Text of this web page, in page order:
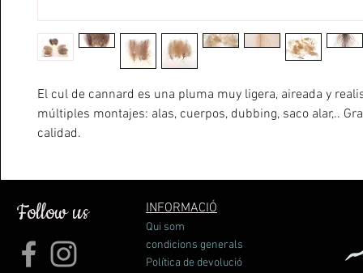
El cul de cannard es una pluma muy ligera, aireada y
múltiples montajes: alas, cuerpos, dubbing, saco alar,..
calidad.
Follow us INFORMACIÓ
Qui som
condicions generals
Política de devolució